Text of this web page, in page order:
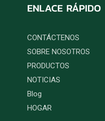
ENLACE RÁPIDO
CONTÁCTENOS
SOBRE NOSOTROS
PRODUCTOS
NOTICIAS
Blog
HOGAR